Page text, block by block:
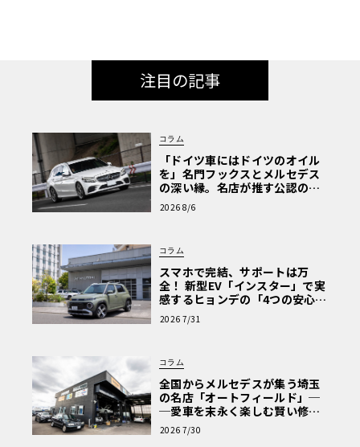
注目の記事
コラム
「ドイツ車にはドイツのオイル
を」名門フックスとメルセデス
の深い縁。名店が推す公認の安
心と、Cクラスで味わうシルキー
な走り〈PR〉
2026 8/6
コラム
スマホで完結、サポートは万
全！ 新型EV「インスター」で実
感するヒョンデの「4つの安心」
【第1回・ヒョンデ6つの疑問：
Why? Hyundai?】〈PR〉
2026 7/31
コラム
全国からメルセデスが集う埼玉
の名店「オートフィールド」─
─愛車を末永く楽しむ賢い修理
術と、プロがフックス製オイル
を選ぶ理由〈PR〉
2026 7/30